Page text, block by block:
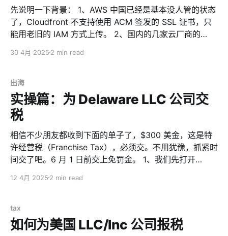
Transcript』 点击打开，这个是『工资和收入记录副
本』，是IRS从各种渠道（如雇主、银行、经纪公司、政府
机构等）汇总回来的，你在美国的收入和纳税信息。
先说明一下背景： 1、AWS 中国已经是基本没人管的状态
了，Cloudfront 不支持使用 ACM 签发的 SSL 证书，只
能用老旧的 IAM 方式上传。 2、国内的几家云厂商的
不太好，下载速度都被限制在了 20M。特别是因为网间结
Azure 中国是彻底死了，还以为基于世纪互联，CDN 上
还能好一些。结果他们已经停止注册，网页里面各种
404。用之前的账号登录上去，发现所有订阅都被删除
了。 4、国内下载唯一不限速，能跑到 50M+的，只有
AWS 中国的 Cloudfront 了。 所以，以上几点，注定我
要回到 AWS 的怀抱了。
30 4月 2025 2 min read
出海
实操篇：为 Delaware LLC 公司交
税
相信不少朋友都收到下面的单子了，$300 美金，这是特
许经营税（Franchise Tax），必须交。不用犹豫，抓紧时
间交了吧。6 月 1 日前交上免罚金。 1、我们先打开
并点击下面的“Click Here to Pay LLC/LP/GP Taxes”
到要交的年度和税额，$300美金一年。点击 Pay
Taxes。 4、在支付页面，支付方式选择信用卡，然后下
面填入信用卡信息。支持 Visa、MasterCard。不支持银
12 4月 2025 2 min read
tax
如何为美国 LLC/Inc 公司报税